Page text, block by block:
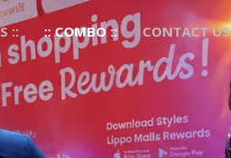
:: :: COMBO :: CONTACT US